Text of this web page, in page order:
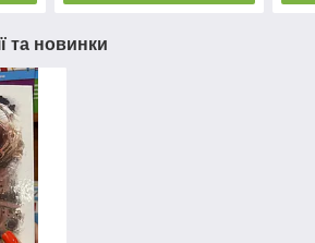
та новинки